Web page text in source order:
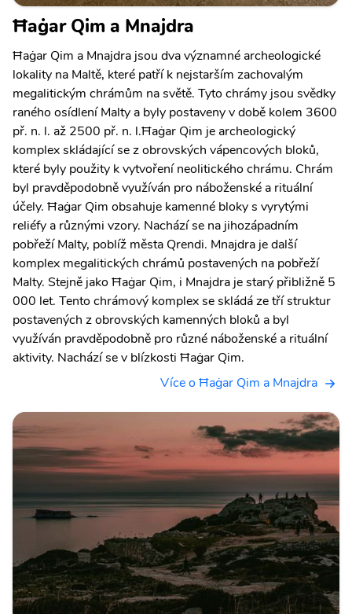
Ħaġar Qim a Mnajdra
Ħaġar Qim a Mnajdra jsou dva významné archeologické
lokality na Maltě, které patří k nejstarším zachovalým
megalitickým chrámům na světě. Tyto chrámy jsou svědky
raného osídlení Malty a byly postaveny v době kolem 3600
př. n. l. až 2500 př. n. l.Ħaġar Qim je archeologický
komplex skládající se z obrovských vápencových bloků,
které byly použity k vytvoření neolitického chrámu. Chrám
byl pravděpodobně využíván pro náboženské a rituální
účely. Ħaġar Qim obsahuje kamenné bloky s vyrytými
reliéfy a různými vzory. Nachází se na jihozápadním
pobřeží Malty, poblíž města Qrendi. Mnajdra je další
komplex megalitických chrámů postavených na pobřeží
Malty. Stejně jako Ħaġar Qim, i Mnajdra je starý přibližně 5
000 let. Tento chrámový komplex se skládá ze tří struktur
postavených z obrovských kamenných bloků a byl
využíván pravděpodobně pro různé náboženské a rituální
aktivity. Nachází se v blízkosti Ħaġar Qim.
Více o Ħaġar Qim a Mnajdra